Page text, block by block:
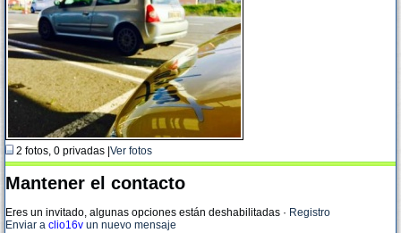
2 fotos, 0 privadas | Ver fotos
Mantener el contacto
Eres un invitado, algunas opciones están deshabilitadas · Registro
Enviar a clio16v un nuevo mensaje